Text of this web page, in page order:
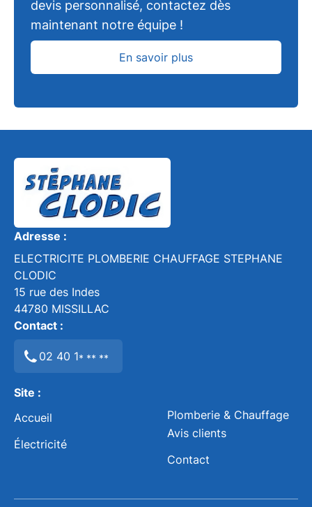
devis personnalisé, contactez dès
maintenant notre équipe !
En savoir plus
Adresse :
ELECTRICITE PLOMBERIE CHAUFFAGE STEPHANE
CLODIC
15 rue des Indes
44780 MISSILLAC
Contact :
02 40 1* ** **
Site :
Accueil
Électricité
Plomberie & Chauffage
Avis clients
Contact